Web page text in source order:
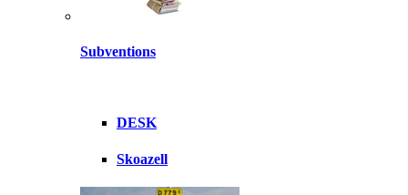
Subventions
DESK
Skoazell